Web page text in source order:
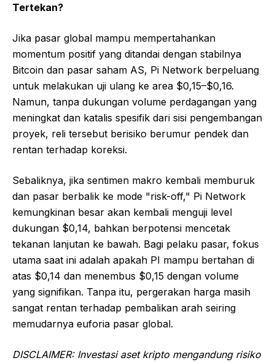
Tertekan?
Jika pasar global mampu mempertahankan
momentum positif yang ditandai dengan stabilnya
Bitcoin dan pasar saham AS, Pi Network berpeluang
untuk melakukan uji ulang ke area $0,15–$0,16.
Namun, tanpa dukungan volume perdagangan yang
meningkat dan katalis spesifik dari sisi pengembangan
proyek, reli tersebut berisiko berumur pendek dan
rentan terhadap koreksi.
Sebaliknya, jika sentimen makro kembali memburuk
dan pasar berbalik ke mode "risk-off," Pi Network
kemungkinan besar akan kembali menguji level
dukungan $0,14, bahkan berpotensi mencetak
tekanan lanjutan ke bawah. Bagi pelaku pasar, fokus
utama saat ini adalah apakah PI mampu bertahan di
atas $0,14 dan menembus $0,15 dengan volume
yang signifikan. Tanpa itu, pergerakan harga masih
sangat rentan terhadap pembalikan arah seiring
memudarnya euforia pasar global.
DISCLAIMER: Investasi aset kripto mengandung risiko